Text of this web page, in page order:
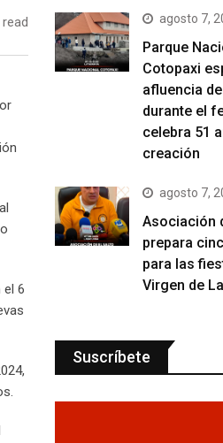
el 6
agosto 7,
Parque
Cotopaxi
afluencia
durante el
celebra 51
creación
agosto 7,
Asociación
prepara
para las
Virgen de
Suscríbete